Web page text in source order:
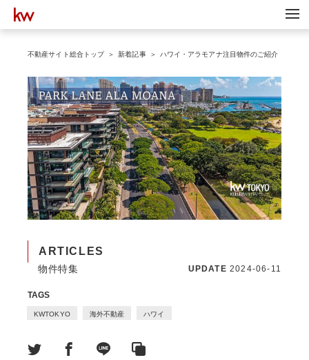
不動産サイト総合トップ 新着記事 ハワイ・アラモアナ注目物件のご紹介
ARTICLES
物件特集 UPDATE 2024-06-11
TAGS
KWTOKYO 海外不動産 ハワイ